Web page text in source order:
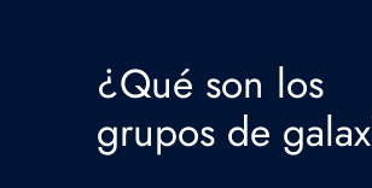
¿Qué son los
grupos de